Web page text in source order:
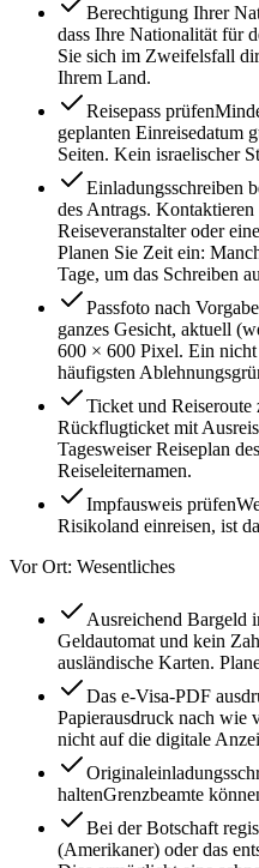
Berechtigung Ihrer
dass Ihre Nationalität für
Sie sich im Zweifelsfall
Ihrem Land.
Reisepass prüfen
geplanten Einreisedatum
Seiten. Kein israelischer
Einladungsschreiben
des Antrags. Kontaktieren
Reiseveranstalter oder
Planen Sie Zeit ein:
Tage, um das Schreiben
Passfoto nach
ganzes Gesicht, aktuell
600 × 600 Pixel. Ein nicht
häufigsten
Ticket und Reiseroute
Rückflugticket mit
Tagesweiser Reiseplan
Reiseleiternamen.
Impfausweis prüfen
Risikoland einreisen, ist
Vor Ort: Wesentliches
Ausreichend Bargeld
Geldautomat und kein
ausländische Karten.
Das e-Visa-PDF
Papierausdruck nach wie
nicht auf die digitale
haltenGrenzbeamte
Bei der Botschaft
(Amerikaner) oder das